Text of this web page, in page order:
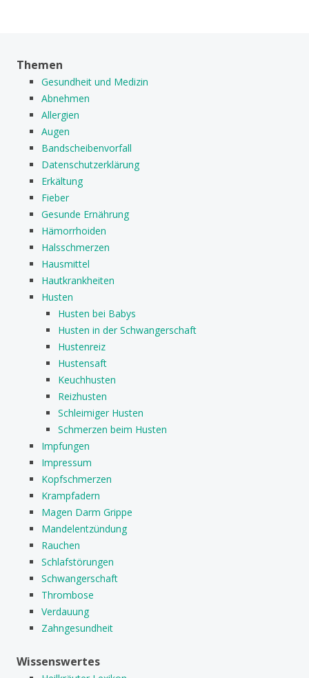
Themen
Gesundheit und Medizin
Abnehmen
Allergien
Augen
Bandscheibenvorfall
Datenschutzerklärung
Erkältung
Fieber
Gesunde Ernährung
Hämorrhoiden
Halsschmerzen
Hausmittel
Hautkrankheiten
Husten
Husten bei Babys
Husten in der Schwangerschaft
Hustenreiz
Hustensaft
Keuchhusten
Reizhusten
Schleimiger Husten
Schmerzen beim Husten
Impfungen
Impressum
Kopfschmerzen
Krampfadern
Magen Darm Grippe
Mandelentzündung
Rauchen
Schlafstörungen
Schwangerschaft
Thrombose
Verdauung
Zahngesundheit
Wissenswertes